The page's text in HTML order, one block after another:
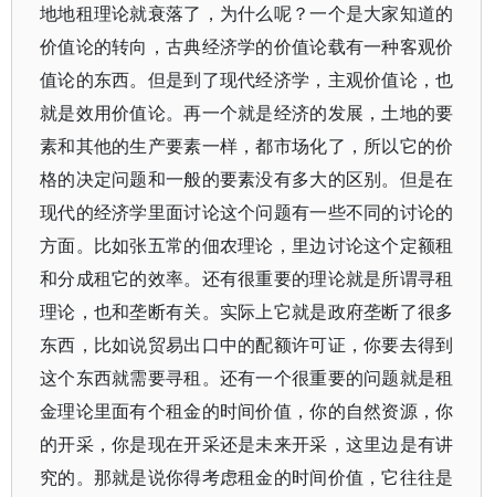
地地租理论就衰落了，为什么呢？一个是大家知道的
价值论的转向，古典经济学的价值论载有一种客观价
值论的东西。但是到了现代经济学，主观价值论，也
就是效用价值论。再一个就是经济的发展，土地的要
素和其他的生产要素一样，都市场化了，所以它的价
格的决定问题和一般的要素没有多大的区别。但是在
现代的经济学里面讨论这个问题有一些不同的讨论的
方面。比如张五常的佃农理论，里边讨论这个定额租
和分成租它的效率。还有很重要的理论就是所谓寻租
理论，也和垄断有关。实际上它就是政府垄断了很多
东西，比如说贸易出口中的配额许可证，你要去得到
这个东西就需要寻租。还有一个很重要的问题就是租
金理论里面有个租金的时间价值，你的自然资源，你
的开采，你是现在开采还是未来开采，这里边是有讲
究的。那就是说你得考虑租金的时间价值，它往往是